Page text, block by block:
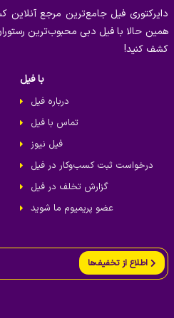
با فیل
درباره فیل
تماس با فیل
فیل نیوز
درخواست ثبت کسب‌و‌کار در فیل
گزارش تخلف در فیل
عضو پریمیوم ما شوید
اطلاع از تخفیف‌ها
دایرکتوری فیل جامع‌ترین مرجع
همین حالا با فیل دبی محبوب‌ترین
کشف کنید!